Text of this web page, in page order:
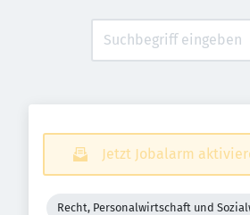
Jetzt Jobalarm
Recht, Personalwirtschaft und